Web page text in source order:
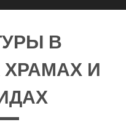
В
ХРАМАХ И